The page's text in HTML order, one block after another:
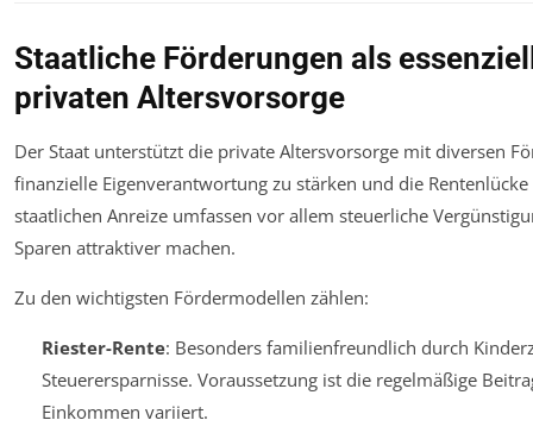
Staatliche Förderungen als
privaten Altersvorsorge
Der Staat unterstützt die private Altersvorsorge mit diversen
finanzielle Eigenverantwortung zu stärken und die
staatlichen Anreize umfassen vor allem steuerliche
Sparen attraktiver machen.
Zu den wichtigsten Fördermodellen zählen:
Riester-Rente: Besonders familienfreundlich durch
Steuerersparnisse. Voraussetzung ist die regelmäßige
Einkommen variiert.